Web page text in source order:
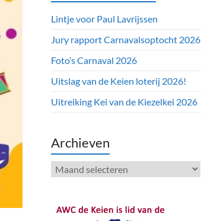
Lintje voor Paul Lavrijssen
Jury rapport Carnavalsoptocht 2026
Foto’s Carnaval 2026
Uitslag van de Keien loterij 2026!
Uitreiking Kei van de Kiezelkei 2026
Archieven
Archieven